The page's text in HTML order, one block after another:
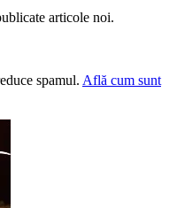
articole noi.
spamul. Află cum sunt